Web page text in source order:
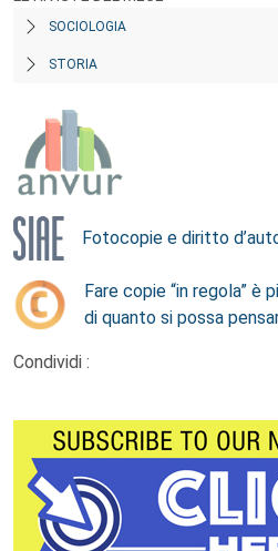
SOCIOLOGIA
STORIA
Fotocopie e diritto
Fare copie “in regola” è
di quanto si possa
Condividi :